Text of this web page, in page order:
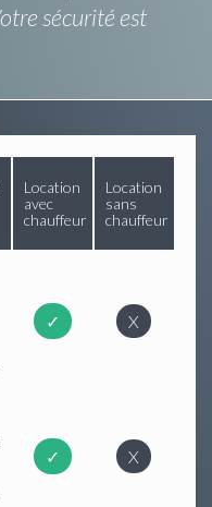
sécurité est
Location
avec
chauffeur
Location
sans
chauffeur
✓ X
✓ X